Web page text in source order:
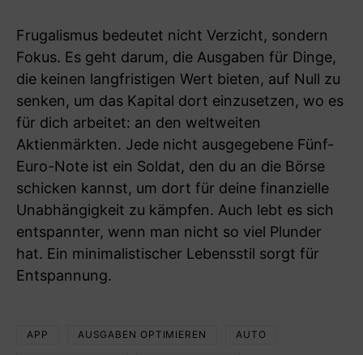
Frugalismus bedeutet nicht Verzicht, sondern
Fokus. Es geht darum, die Ausgaben für Dinge,
die keinen langfristigen Wert bieten, auf Null zu
senken, um das Kapital dort einzusetzen, wo es
für dich arbeitet: an den weltweiten
Aktienmärkten. Jede nicht ausgegebene Fünf-
Euro-Note ist ein Soldat, den du an die Börse
schicken kannst, um dort für deine finanzielle
Unabhängigkeit zu kämpfen. Auch lebt es sich
entspannter, wenn man nicht so viel Plunder
hat. Ein minimalistischer Lebensstil sorgt für
Entspannung.
APP AUSGABEN OPTIMIEREN AUTO